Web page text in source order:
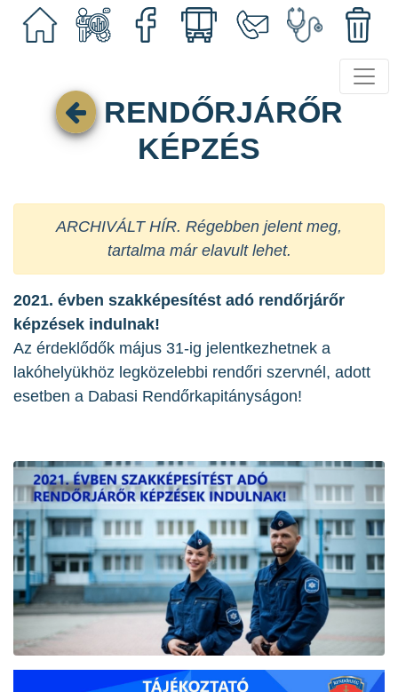
RENDŐRJÁRŐR
KÉPZÉS
ARCHIVÁLT HÍR. Régebben jelent meg,
tartalma már elavult lehet.
2021. évben szakképesítést adó rendőrjárőr
képzések indulnak!
Az érdeklődők május 31-ig jelentkezhetnek a
lakóhelyükhöz legközelebbi rendőri szervnél, adott
esetben a Dabasi Rendőrkapitányságon!